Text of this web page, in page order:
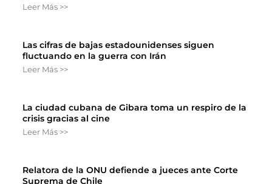
Leer Más >>
Las cifras de bajas estadounidenses siguen
fluctuando en la guerra con Irán
Leer Más >>
La ciudad cubana de Gibara toma un respiro de la
crisis gracias al cine
Leer Más >>
Relatora de la ONU defiende a jueces ante Corte
Suprema de Chile